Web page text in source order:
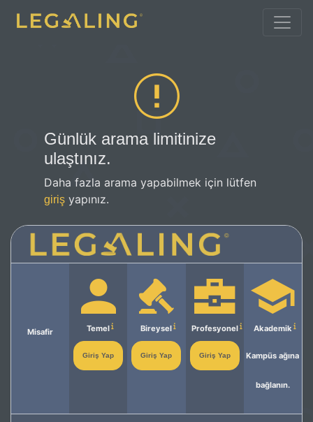
Günlük arama limitinize
ulaştınız.
Daha fazla arama yapabilmek için lütfen
giriş yapınız.
Misafir Temel
Giriş Yap
Bireysel
Giriş Yap
Profesyonel
Giriş Yap
Akademik
Kampüs ağına
bağlanın.